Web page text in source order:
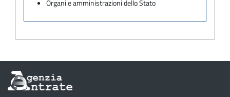
Organi e amministrazioni dello Stato
Informazioni
sul